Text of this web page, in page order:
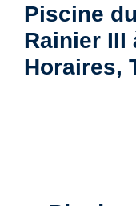
Piscine
Rainier III
Horaires,